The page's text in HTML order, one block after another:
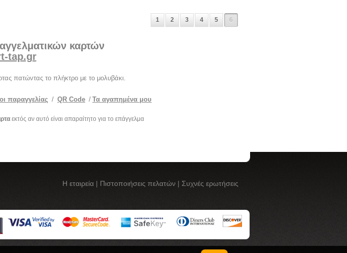
1 2 3 4 5 6
καρτών
tap.gr
πατώντας το πλήκτρο με το μολυβάκι.
παραγγελίας / QR Code / Τα αγαπημένα μου
εκτός αν αυτό είναι απαραίτητο για το επάγγελμα
Η εταιρεία | Πιστοποιήσεις πελατών | Συχνές ερωτήσεις